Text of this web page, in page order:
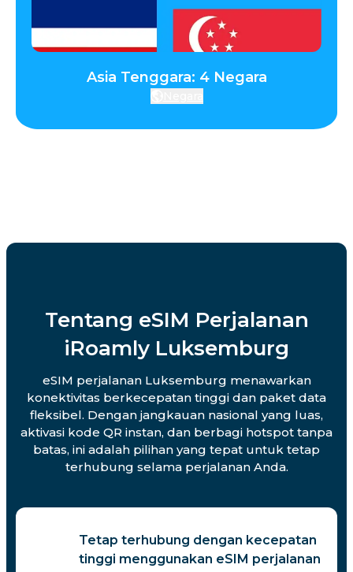
Asia Tenggara: 4 Negara
Tentang eSIM Perjalanan
iRoamly Luksemburg
eSIM perjalanan Luksemburg menawarkan
konektivitas berkecepatan tinggi dan paket data
fleksibel. Dengan jangkauan nasional yang luas,
aktivasi kode QR instan, dan berbagi hotspot tanpa
batas, ini adalah pilihan yang tepat untuk tetap
terhubung selama perjalanan Anda.
Tetap terhubung dengan kecepatan
tinggi menggunakan eSIM perjalanan